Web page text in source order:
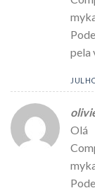
pela
Olá